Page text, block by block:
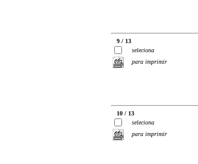
9 / 13
seleciona
para imprimir
10 / 13
seleciona
para imprimir